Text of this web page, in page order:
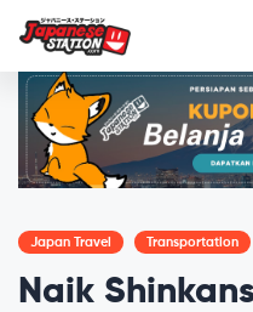
Japan Travel Transportation
Naik